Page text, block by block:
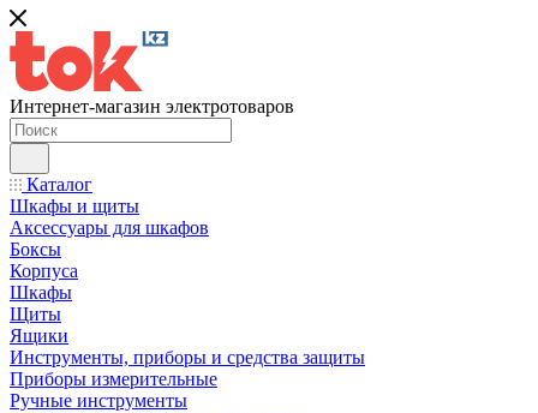
Интернет-магазин электротоваров
Каталог
Шкафы и щиты
Аксессуары для шкафов
Боксы
Корпуса
Шкафы
Щиты
Ящики
Инструменты, приборы и средства защиты
Приборы измерительные
Ручные инструменты